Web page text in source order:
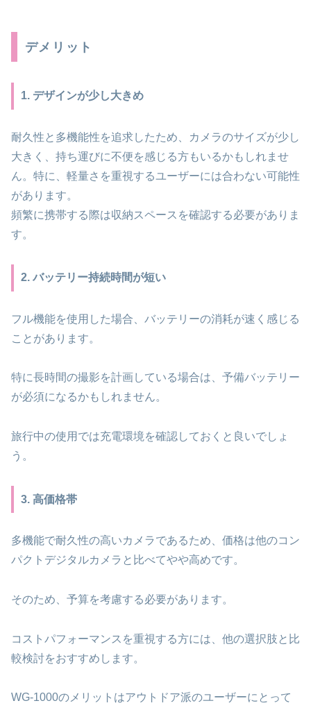
デメリット
1. デザインが少し大きめ
耐久性と多機能性を追求したため、カメラのサイズが少し
大きく、持ち運びに不便を感じる方もいるかもしれませ
ん。特に、軽量さを重視するユーザーには合わない可能性
があります。
頻繁に携帯する際は収納スペースを確認する必要がありま
す。
2. バッテリー持続時間が短い
フル機能を使用した場合、バッテリーの消耗が速く感じる
ことがあります。
特に長時間の撮影を計画している場合は、予備バッテリー
が必須になるかもしれません。
旅行中の使用では充電環境を確認しておくと良いでしょ
う。
3. 高価格帯
多機能で耐久性の高いカメラであるため、価格は他のコン
パクトデジタルカメラと比べてやや高めです。
そのため、予算を考慮する必要があります。
コストパフォーマンスを重視する方には、他の選択肢と比
較検討をおすすめします。
WG-1000のメリットはアウトドア派のユーザーにとって